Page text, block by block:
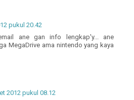
pukul 20.42
ane gan info lengkap'y... ane
MegaDrive ama nintendo yang kaya
2012 pukul 08.12